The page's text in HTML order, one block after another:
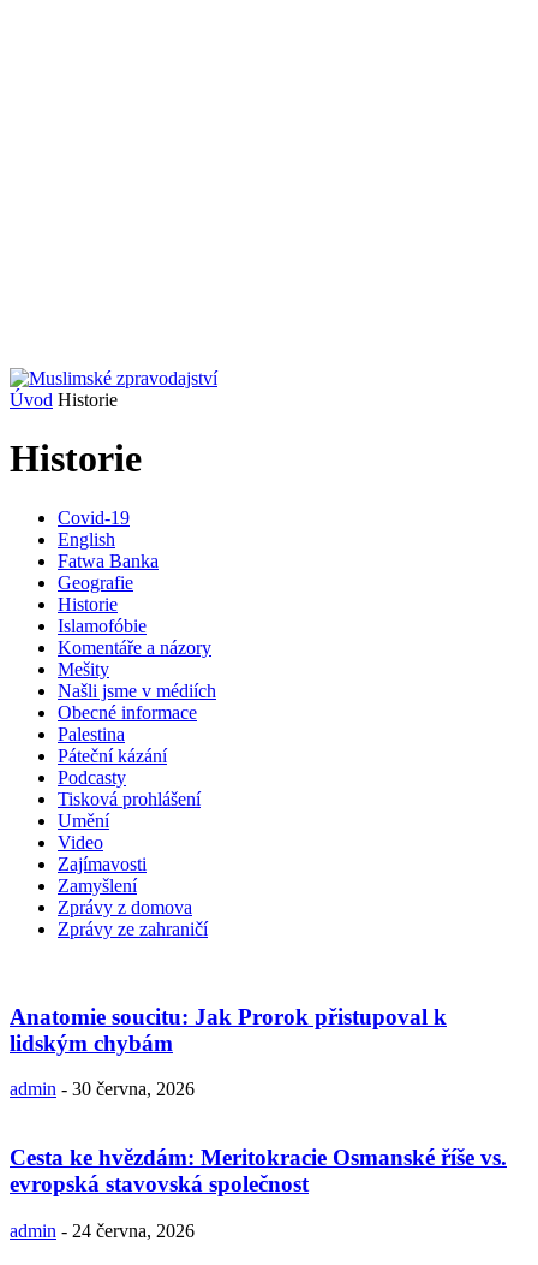
Úvod Historie
Historie
Covid-19
English
Fatwa Banka
Geografie
Historie
Islamofóbie
Komentáře a názory
Mešity
Našli jsme v médiích
Obecné informace
Palestina
Páteční kázání
Podcasty
Tisková prohlášení
Umění
Video
Zajímavosti
Zamyšlení
Zprávy z domova
Zprávy ze zahraničí
Anatomie soucitu: Jak Prorok přistupoval k
lidským chybám
admin - 30 června, 2026
Cesta ke hvězdám: Meritokracie Osmanské říše vs.
evropská stavovská společnost
admin - 24 června, 2026